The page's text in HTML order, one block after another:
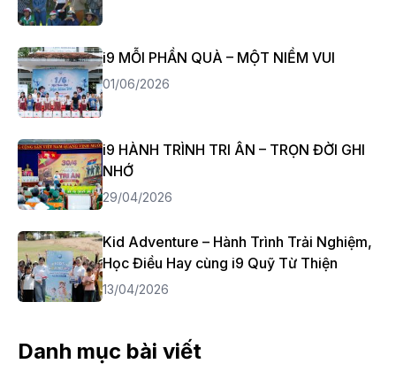
i9 MỖI PHẦN QUÀ – MỘT NIỀM VUI
01/06/2026
i9 HÀNH TRÌNH TRI ÂN – TRỌN ĐỜI GHI
NHỚ
29/04/2026
Kid Adventure – Hành Trình Trải Nghiệm,
Học Điều Hay cùng i9 Quỹ Từ Thiện
13/04/2026
Danh mục bài viết